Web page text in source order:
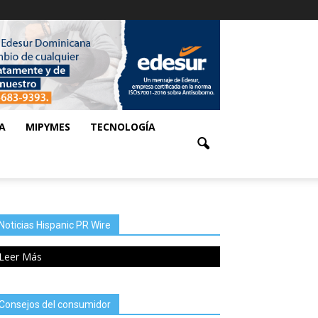
MIPYMES TECNOLOGÍA
Noticias Hispanic PR Wire
Leer Más
del consumidor